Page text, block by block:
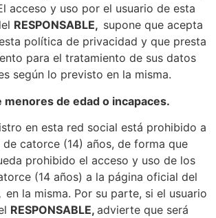
acceso y uso por el usuario de esta
RESPONSABLE, supone que acepta
política de privacidad y que presta
para el tratamiento de sus datos
según lo previsto en la misma.
menores de edad o incapaces.
en esta red social está prohibido a
de catorce (14) años, de forma que
prohibido el acceso y uso de los
(14 años) a la página oficial del
en la misma. Por su parte, si el usuario
RESPONSABLE, advierte que será